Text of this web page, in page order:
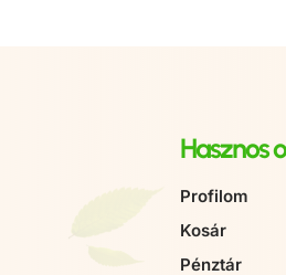
Hasznos
Profilom
Kosár
Pénztár